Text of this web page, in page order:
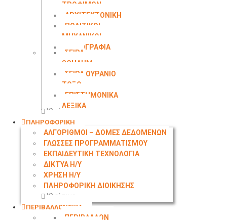
ΤΡΟΦΙΜΩΝ
ΑΡΧΙΤΕΚΤΟΝΙΚΗ
ΠΟΛΙΤΙΚΟΙ
ΜΗΧΑΝΙΚΟΙ
ΤΟΠΟΓΡΑΦΙΑ
ΣΕΙΡΑ
SCHAUM
ΣΕΙΡΑ ΟΥΡΑΝΙΟ
ΤΟΞΟ
ΕΠΙΣΤΗΜΟΝΙΚΑ
ΛΕΞΙΚΑ
Κλείσιμο
ΠΛΗΡΟΦΟΡΙΚΗ
ΑΛΓΟΡΙΘΜΟΙ – ΔΟΜΕΣ ΔΕΔΟΜΕΝΩΝ
ΓΛΩΣΣΕΣ ΠΡΟΓΡΑΜΜΑΤΙΣΜΟΥ
ΕΚΠΑΙΔΕΥΤΙΚΗ ΤΕΧΝΟΛΟΓΙΑ
ΔΙΚΤΥΑ Η/Υ
ΧΡΗΣΗ Η/Υ
ΠΛΗΡΟΦΟΡΙΚΗ ΔΙΟΙΚΗΣΗΣ
Κλείσιμο
ΠΕΡΙΒΑΛΛΟΝΤΙΚΑ
ΠΕΡΙΒΑΛΛΟΝ